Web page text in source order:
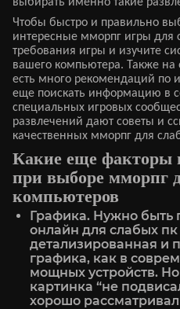
Чтобы быстро и правильно
интересные мморпг игры для
требования игры и изучите
вашего компьютера. Также на
есть много рекомендаций по
еще поискать информацию в
специальных игровых
развлечений дают советы и
качественных мморпг для
Какие еще факторы
при выборе мморпг
компьютеров
Графика. Нужно быть
онлайн для слабых пк
детализированная и
графика, как в
мощных устройств.
картинка “не
хорошо